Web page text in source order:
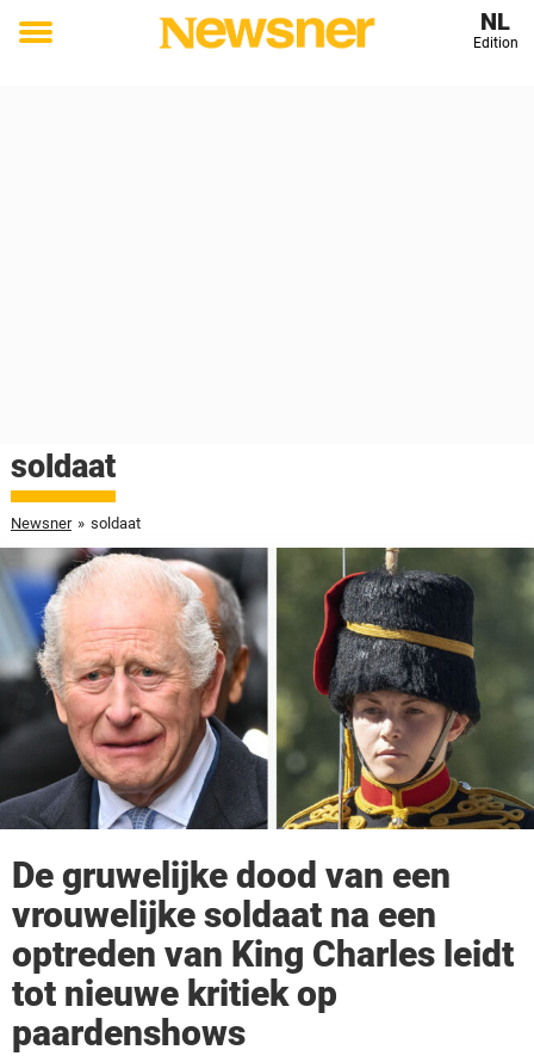
Toggle
NL
Edition
soldaat
Newsner » soldaat
De gruwelijke dood van een
vrouwelijke soldaat na een
optreden van King Charles leidt
tot nieuwe kritiek op
paardenshows